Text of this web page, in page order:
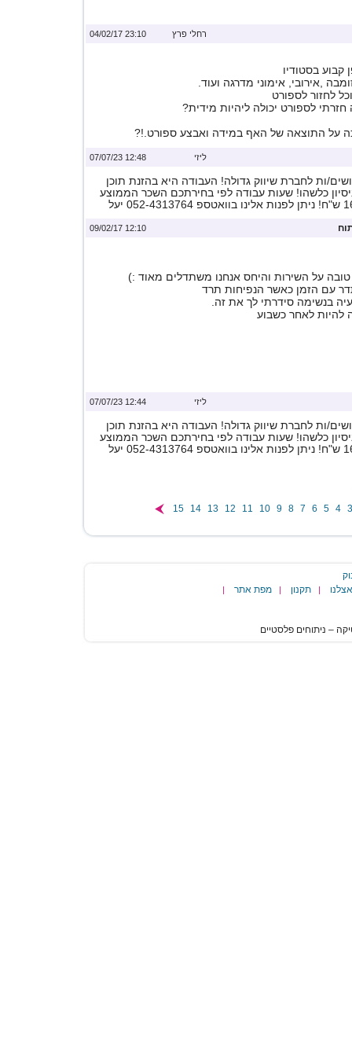
23:10 04/02/17 רחלי פרץ
בסטודיו
,אירובי, אימוני מדרגה ועוד.
לחזור לספורט
לספורט יכולה ליהיות מידית?
על התוצאה של האף במידה ואבצע ספורט.!?
12:48 07/07/23 ליזי
ות לחברת שיווק גדולה! העבודה היא בהזנת תוכן
כלשהו! שעות עבודה לפי בחירתכם השכר הממוצע
12:10 09/02/17
על השירות והיחס אנחנו משתדלים מאוד :)
12:44 07/07/23 ליזי
ות לחברת שיווק גדולה! העבודה היא בהזנת תוכן
כלשהו! שעות עבודה לפי בחירתכם השכר הממוצע
3
4
5
6
7
8
9
10
11
12
13
14
15
| תקנון | מפת אתר |